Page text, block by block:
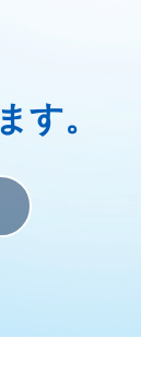
す。